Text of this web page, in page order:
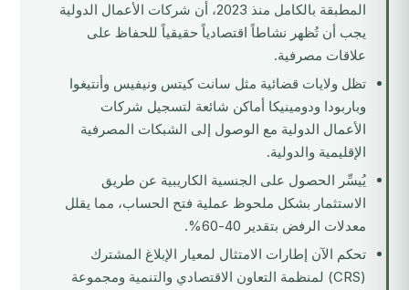
المطبقة بالكامل منذ 2023، أن شركات الأعمال الدولية
يجب أن تُظهر نشاطاً اقتصادياً حقيقياً للحفاظ على
علاقات مصرفية.
تظل ولايات قضائية مثل سانت كيتس ونيفيس وأنتيغوا
وباربودا ودومينيكا أماكن شائعة لتسجيل شركات
الأعمال الدولية مع الوصول إلى الشبكات المصرفية
الإقليمية والدولية.
يُيسِّر الحصول على الجنسية الكاريبية عن طريق
الاستثمار بشكل ملحوظ عملية فتح الحساب، مما يقلل
معدلات الرفض بتقدير 40-60%.
تحكم الآن إطارات الامتثال لمعيار الإبلاغ المشترك
(CRS) لمنظمة التعاون الاقتصادي والتنمية ومجموعة